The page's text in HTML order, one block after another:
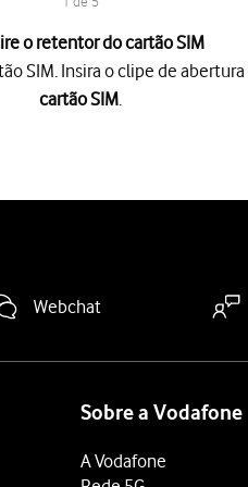
o retentor do cartão SIM
SIM. Insira o clipe de abertura
cartão SIM
Webchat
Sobre a Vodafone
A Vodafone